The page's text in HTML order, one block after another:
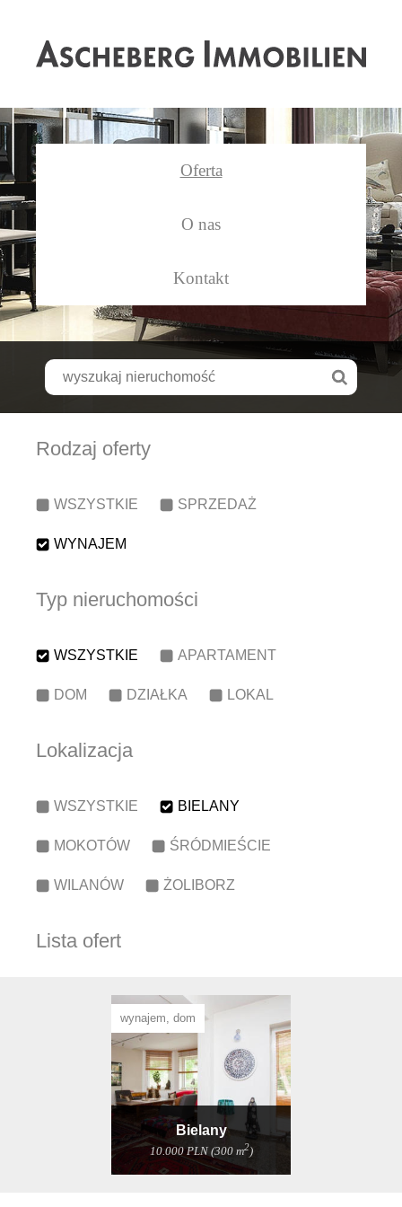
Oferta
O nas
Kontakt
Rodzaj oferty
WSZYSTKIE SPRZEDAŻ
WYNAJEM
Typ nieruchomości
WSZYSTKIE APARTAMENT
DOM DZIAŁKA LOKAL
Lokalizacja
WSZYSTKIE BIELANY
MOKOTÓW ŚRÓDMIEŚCIE
WILANÓW ŻOLIBORZ
Lista ofert
wynajem, dom
Bielany
10.000 PLN (300 m2)